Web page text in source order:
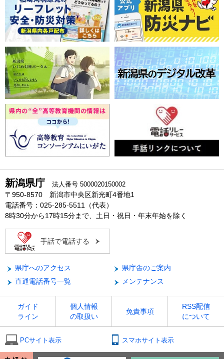
新潟県庁 法人番号 5000020150002
〒950-8570 新潟市中央区新光町4番地1
電話番号：025-285-5511（代表）
8時30分から17時15分まで、土日・祝日・年末年始を除く
手話で電話する
県庁へのアクセス
県庁舎のご案内
直通電話番号一覧
メンテナンス
ガイド
ライン
個人情報
の取扱い
免責事項
RSS配信
について
PCサイト表示 スマホサイト表示